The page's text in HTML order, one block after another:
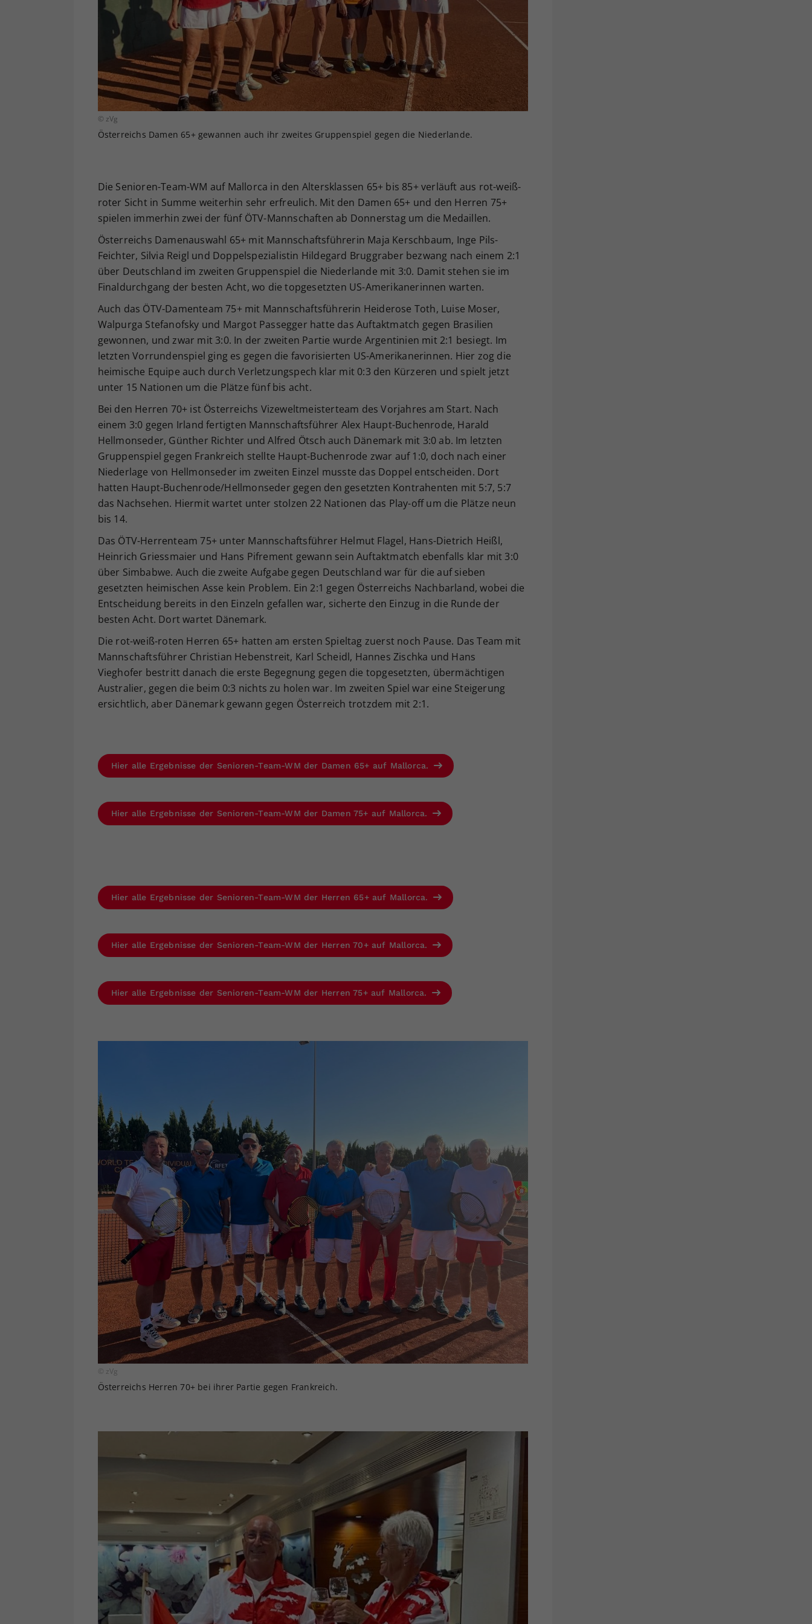
© zVg
Österreichs Damen 65+ gewannen auch ihr zweites Gruppenspiel gegen die Niederlande.
Die Senioren-Team-WM auf Mallorca in den Altersklassen 65+ bis 85+ verläuft aus rot-weiß-
roter Sicht in Summe weiterhin sehr erfreulich. Mit den Damen 65+ und den Herren 75+
spielen immerhin zwei der fünf ÖTV-Mannschaften ab Donnerstag um die Medaillen.
Österreichs Damenauswahl 65+ mit Mannschaftsführerin Maja Kerschbaum, Inge Pils-
Feichter, Silvia Reigl und Doppelspezialistin Hildegard Bruggraber bezwang nach einem 2:1
über Deutschland im zweiten Gruppenspiel die Niederlande mit 3:0. Damit stehen sie im
Finaldurchgang der besten Acht, wo die topgesetzten US-Amerikanerinnen warten.
Auch das ÖTV-Damenteam 75+ mit Mannschaftsführerin Heiderose Toth, Luise Moser,
Walpurga Stefanofsky und Margot Passegger hatte das Auftaktmatch gegen Brasilien
gewonnen, und zwar mit 3:0. In der zweiten Partie wurde Argentinien mit 2:1 besiegt. Im
letzten Vorrundenspiel ging es gegen die favorisierten US-Amerikanerinnen. Hier zog die
heimische Equipe auch durch Verletzungspech klar mit 0:3 den Kürzeren und spielt jetzt
unter 15 Nationen um die Plätze fünf bis acht.
Bei den Herren 70+ ist Österreichs Vizeweltmeisterteam des Vorjahres am Start. Nach
einem 3:0 gegen Irland fertigten Mannschaftsführer Alex Haupt-Buchenrode, Harald
Hellmonseder, Günther Richter und Alfred Ötsch auch Dänemark mit 3:0 ab. Im letzten
Gruppenspiel gegen Frankreich stellte Haupt-Buchenrode zwar auf 1:0, doch nach einer
Niederlage von Hellmonseder im zweiten Einzel musste das Doppel entscheiden. Dort
hatten Haupt-Buchenrode/Hellmonseder gegen den gesetzten Kontrahenten mit 5:7, 5:7
das Nachsehen. Hiermit wartet unter stolzen 22 Nationen das Play-off um die Plätze neun
bis 14.
Das ÖTV-Herrenteam 75+ unter Mannschaftsführer Helmut Flagel, Hans-Dietrich Heißl,
Heinrich Griessmaier und Hans Pifrement gewann sein Auftaktmatch ebenfalls klar mit 3:0
über Simbabwe. Auch die zweite Aufgabe gegen Deutschland war für die auf sieben
gesetzten heimischen Asse kein Problem. Ein 2:1 gegen Österreichs Nachbarland, wobei die
Entscheidung bereits in den Einzeln gefallen war, sicherte den Einzug in die Runde der
besten Acht. Dort wartet Dänemark.
Die rot-weiß-roten Herren 65+ hatten am ersten Spieltag zuerst noch Pause. Das Team mit
Mannschaftsführer Christian Hebenstreit, Karl Scheidl, Hannes Zischka und Hans
Vieghofer bestritt danach die erste Begegnung gegen die topgesetzten, übermächtigen
Australier, gegen die beim 0:3 nichts zu holen war. Im zweiten Spiel war eine Steigerung
ersichtlich, aber Dänemark gewann gegen Österreich trotzdem mit 2:1.
Hier alle Ergebnisse der Senioren-Team-WM der Damen 65+ auf Mallorca.
Hier alle Ergebnisse der Senioren-Team-WM der Damen 75+ auf Mallorca.
Hier alle Ergebnisse der Senioren-Team-WM der Herren 65+ auf Mallorca.
Hier alle Ergebnisse der Senioren-Team-WM der Herren 70+ auf Mallorca.
Hier alle Ergebnisse der Senioren-Team-WM der Herren 75+ auf Mallorca.
© zVg
Österreichs Herren 70+ bei ihrer Partie gegen Frankreich.
Ihrer vorgenommen Einstellungen, falls der
Webseiten-Betreiber dies eingestellt hat.